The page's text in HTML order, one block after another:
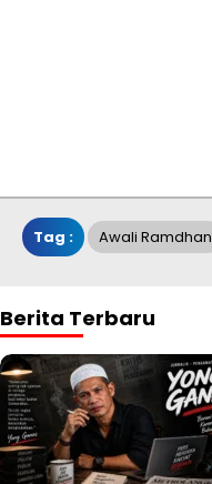
Tag : Awali Ramdhan
Berita Terbaru